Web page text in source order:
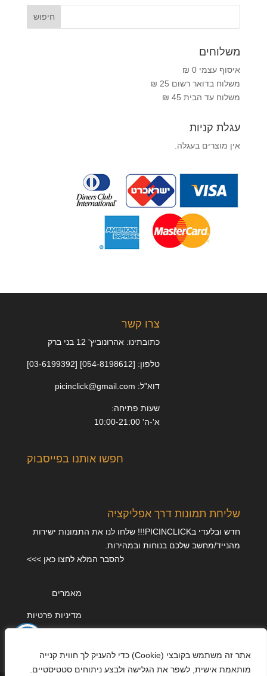
אתר זה משתמש בקובצי (Cookie) כדי להעניק לך חווית קנייה
מותאמת אישית, לשפר את הגלישה ולבצע ניתוחים סטטיסטיים.
משלוחים
איסוף עצמי 0 ₪
משלוח בדואר רשום 25 ₪
משלוח עד הבית 45 ₪
עגלת קניות
אין מוצרים בעגלה.
צרו קשר
כתובתינו: אהרונוביץ' 12 בני ברק
טלפון: [054-8198612] [03-6199392]
דוא"ל: picinclick@gmail.com
שעות פתיחה:
א'-ה' 10:00-21:00
חפשו אותנו בפייסבוק
שליחת תמונות דרך אפליקציה
חדש ובלעדי בPICINCLICK!!! שלחו לנו את התמונות ישירות
מהנייד/מחשב שלכם בנוחות ובמהירות.
להסבר המלא לחצו כאן >>>
מאמרים
מדיניות פרטיות